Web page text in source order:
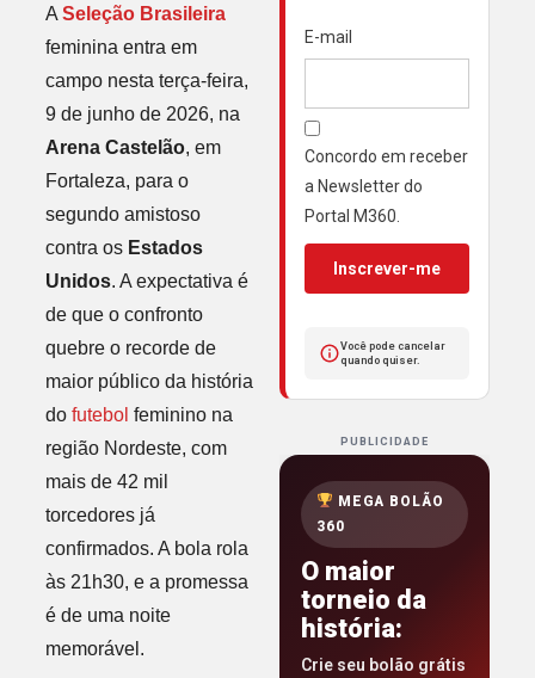
A Seleção Brasileira
feminina entra em
campo nesta terça-feira,
9 de junho de 2026, na
Arena Castelão, em
Fortaleza, para o
segundo amistoso
contra os Estados
Unidos. A expectativa é
de que o confronto
quebre o recorde de
maior público da história
do futebol feminino na
região Nordeste, com
mais de 42 mil
torcedores já
confirmados. A bola rola
às 21h30, e a promessa
é de uma noite
memorável.
E-mail
Concordo em receber
a Newsletter do
Portal M360.
Inscrever-me
Você pode cancelar
quando quiser.
PUBLICIDADE
MEGA BOLÃO
360
O maior
torneio da
história:
Crie seu bolão grátis